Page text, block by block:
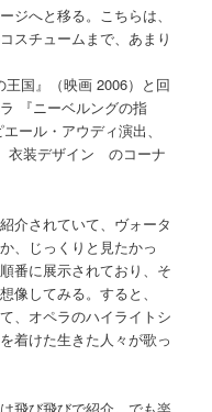
ジへと移る。こちらは、
スチュームまで、あまり
王国』（映画 2006）と回
『ニーベルングの指
ール・アウディ演出、
衣装デザイン のコーナ
介されていて、ヴォータ
、じっくりと見たかっ
番に展示されており、そ
像してみる。すると、
、オペラのハイライトシ
着けた生きた人々が歌っ